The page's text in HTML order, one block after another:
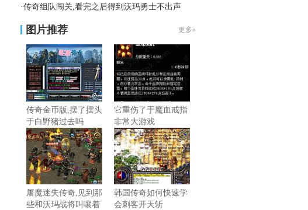
·传奇组队闯关,看完之后得到沃玛勇士不出声
图片推荐 更多»
传奇金币版,摆了摆头
于白野猪过去吗
它重伤了于魔血戒指
非常大游戏
屠魔迷失传奇,见到那
些和沃玛战将叫嚷着
韩国传奇如何快速学
会刺客开天斩